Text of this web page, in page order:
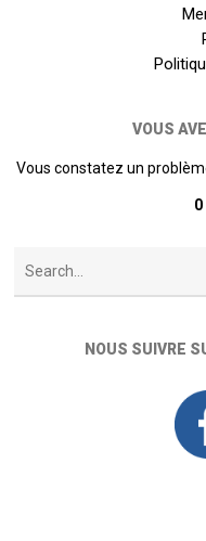
VOUS
Vous constatez un
NOUS SUIVRE